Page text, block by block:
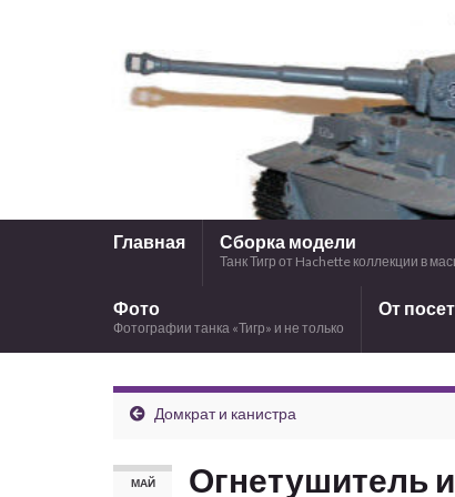
Главная Сборка модели
Танк Тигр от Hachette коллекции в
Фото
Фотографии танка «Тигр» и не только
От
Домкрат и канистра
МАЙ Огнетушитель